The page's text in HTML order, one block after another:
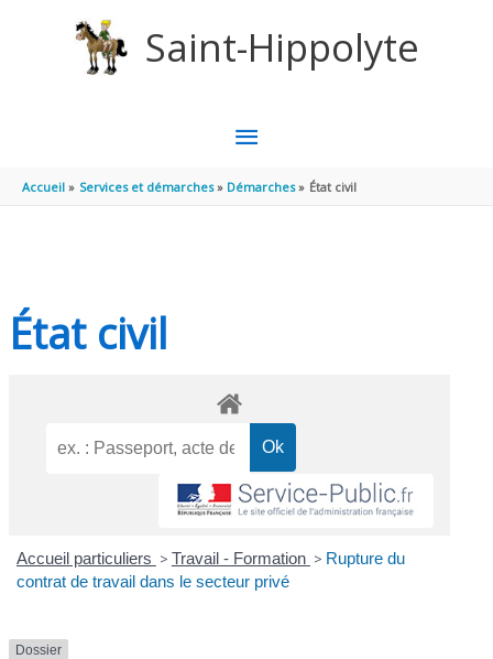
Saint-Hippolyte
MENU
PRINCIPAL
Accueil Services et démarches Démarches État civil
État civil
Accueil particuliers > Travail - Formation > Rupture du
contrat de travail dans le secteur privé
Dossier